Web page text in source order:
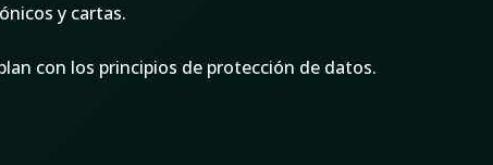
y cartas.
con los principios de protección de datos.